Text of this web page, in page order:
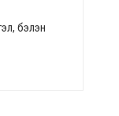
бэлэн